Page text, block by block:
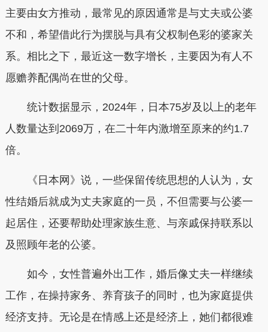
主要由女方推动，最常见的原因通常是与丈夫或公婆
不和，希望借此行为摆脱与具有父权制色彩的婆家关
系。相比之下，最近这一数字增长，主要因为有人不
愿赡养配偶尚在世的父母。
统计数据显示，2024年，日本75岁及以上的老年
人数量达到2069万，在二十年内激增至原来的约1.7
倍。
《日本网》说，一些保留传统思想的人认为，女
性结婚后就成为丈夫家庭的一员，不但需要与公婆一
起居住，还要帮助处理家族生意、与亲戚保持联系以
及照顾年老的公婆。
如今，女性普遍外出工作，婚后像丈夫一样继续
工作，在操持家务、养育孩子的同时，也为家庭提供
经济支持。无论是在情感上还是经济上，她们都很难